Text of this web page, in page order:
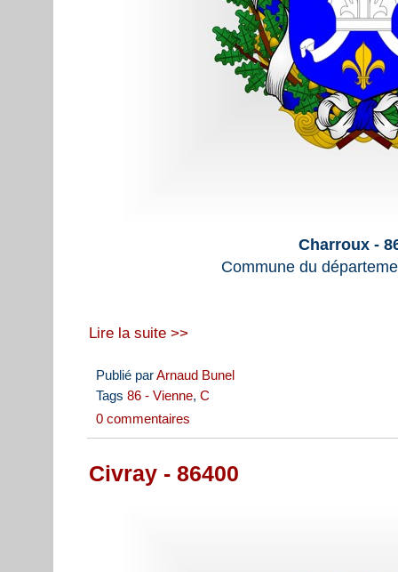
Charroux -
Commune du
Lire la suite >>
Publié parArnaud Bunel
Tags 86 - Vienne, C
0 commentaires
Civray - 86400